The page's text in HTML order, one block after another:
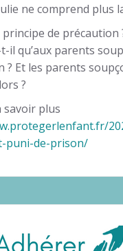
ne comprend plus
principe de précaution
il qu’aux parents
? Et les parents
?
savoir plus
puni-de-prison/